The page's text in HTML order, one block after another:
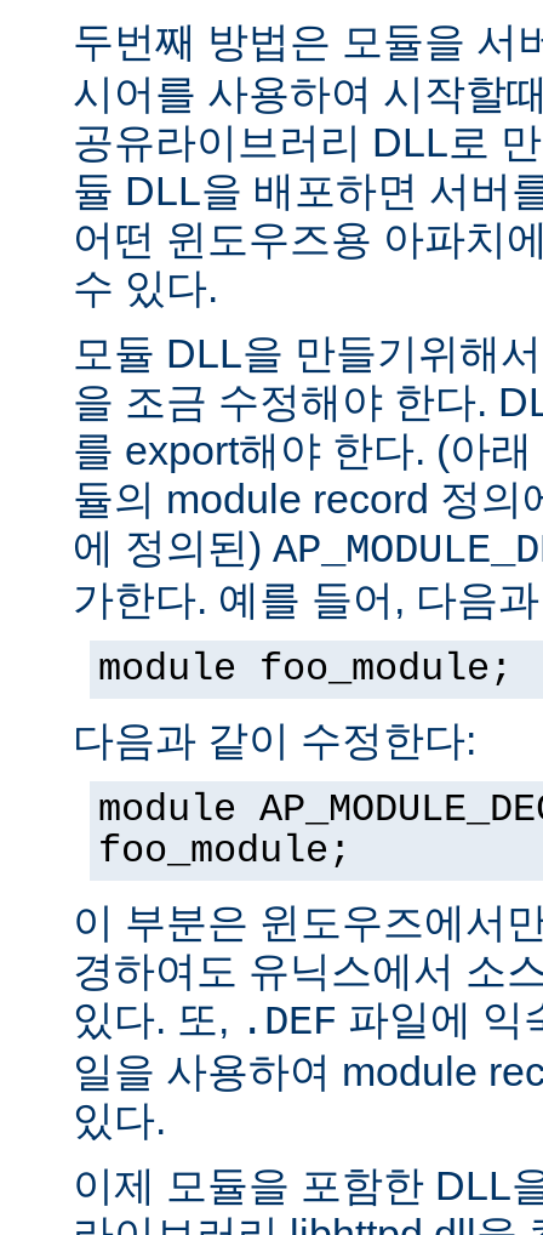
두번째 방법은 모듈을 서
시어를 사용하여 시작할
공유라이브러리 DLL로
듈 DLL을 배포하면 서버
어떤 윈도우즈용 아파치
수 있다.
모듈 DLL을 만들기위해
을 조금 수정해야 한다.
를 export해야 한다. (아
듈의 module record 정의
에 정의된)
가한다. 예를 들어, 다음
module foo_module;
다음과 같이 수정한다:
module
foo_module;
이 부분은 윈도우즈에서
경하여도 유닉스에서 소
있다. 또, .DEF 파일에 익
일을 사용하여 module
있다.
이제 모듈을 포함한 DLL